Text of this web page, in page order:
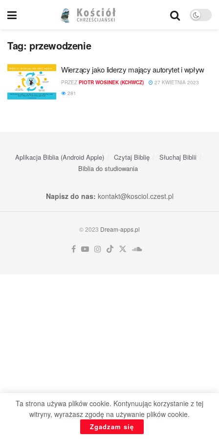
Tag: przewodzenie
Wierzący jako liderzy mający autorytet i wpływ
PRZEZ PIOTR WOSINEK (KCHWCZ)
27 KWIETNIA 2023
281
Aplikacja Biblia (Android Apple) Czytaj Biblię
Słuchaj Biblii
Biblia do studiowania
Napisz do nas: kontakt@kosciol.czest.pl
© 2023 Dream-apps.pl
Ta strona używa plików cookie. Kontynuując korzystanie z tej
witryny, wyrażasz zgodę na używanie plików cookie.
Zgadzam się